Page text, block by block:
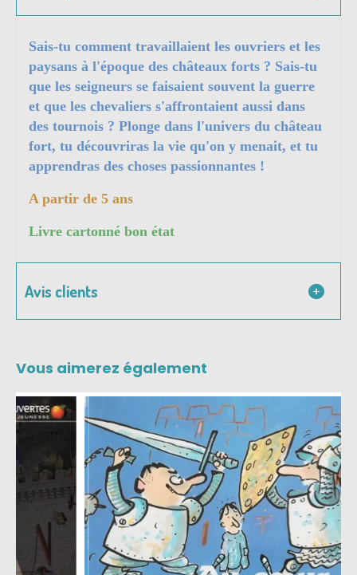
Sais-tu comment travaillaient les ouvriers et les
paysans à l'époque des châteaux forts ? Sais-tu
que les seigneurs se faisaient souvent la guerre
et que les chevaliers s'affrontaient aussi dans
des tournois ? Plonge dans l'univers du château
fort, tu découvriras la vie qu'on y menait, et tu
apprendras des choses passionnantes !
A partir de 5 ans
Livre cartonné bon état
Avis clients
Vous aimerez également